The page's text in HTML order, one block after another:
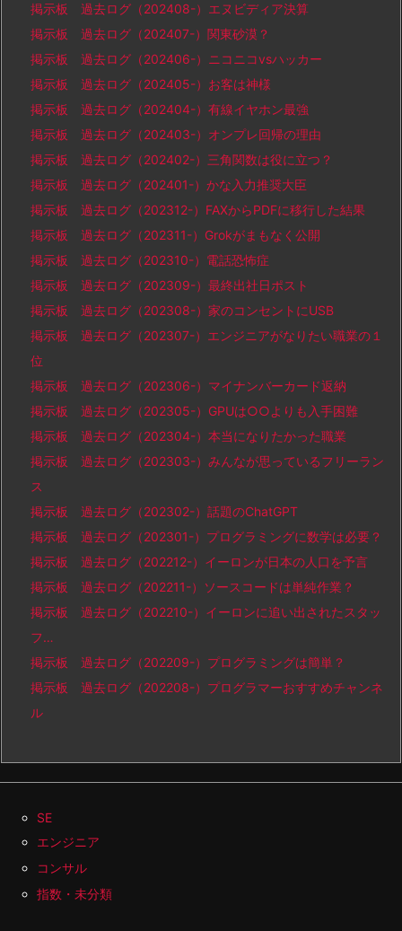
掲示板 過去ログ（202408-）エヌビディア決算
掲示板 過去ログ（202407-）関東砂漠？
掲示板 過去ログ（202406-）ニコニコvsハッカー
掲示板 過去ログ（202405-）お客は神様
掲示板 過去ログ（202404-）有線イヤホン最強
掲示板 過去ログ（202403-）オンプレ回帰の理由
掲示板 過去ログ（202402-）三角関数は役に立つ？
掲示板 過去ログ（202401-）かな入力推奨大臣
掲示板 過去ログ（202312-）FAXからPDFに移行した結果
掲示板 過去ログ（202311-）Grokがまもなく公開
掲示板 過去ログ（202310-）電話恐怖症
掲示板 過去ログ（202309-）最終出社日ポスト
掲示板 過去ログ（202308-）家のコンセントにUSB
掲示板 過去ログ（202307-）エンジニアがなりたい職業の１
位
掲示板 過去ログ（202306-）マイナンバーカード返納
掲示板 過去ログ（202305-）GPUは○○よりも入手困難
掲示板 過去ログ（202304-）本当になりたかった職業
掲示板 過去ログ（202303-）みんなが思っているフリーラン
ス
掲示板 過去ログ（202302-）話題のChatGPT
掲示板 過去ログ（202301-）プログラミングに数学は必要？
掲示板 過去ログ（202212-）イーロンが日本の人口を予言
掲示板 過去ログ（202211-）ソースコードは単純作業？
掲示板 過去ログ（202210-）イーロンに追い出されたスタッ
フ…
掲示板 過去ログ（202209-）プログラミングは簡単？
掲示板 過去ログ（202208-）プログラマーおすすめチャンネ
ル
SE
エンジニア
コンサル
指数・未分類